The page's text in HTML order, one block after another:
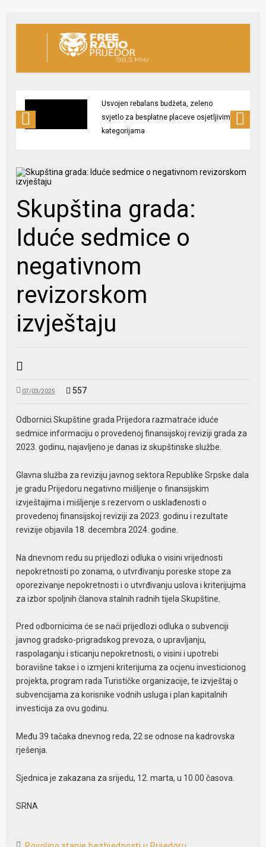
Usvojen rebalans budžeta, zeleno
svjetlo za besplatne placeve osjetljivim
kategorijama
Skupština grada:
Iduće sedmice o
negativnom
revizorskom
izvještaju
07/03/2025 557
Odbornici Skupštine grada Prijedora razmatraće iduće
sedmice informaciju o provedenoj finansijskoj reviziji grada za
2023. godinu, najavljeno je danas iz skupštinske službe.
Glavna služba za reviziju javnog sektora Republike Srpske dala
je gradu Prijedoru negativno mišljenje o finansijskim
izvještajima i mišljenje s rezervom o usklađenosti o
provedenoj finansijskoj reviziji za 2023. godinu i rezultate
revizije objavila 18. decembra 2024. godine.
Na dnevnom redu su prijedlozi odluka o visini vrijednosti
nepokretnosti po zonama, o utvrđivanju poreske stope za
oporezivanje nepokretnosti i o utvrđivanju uslova i kriterijujma
za izbor spoljnih članova stalnih radnih tijela Skupštine.
Pred odbornicima će se naći prijedlozi odluka o subvenciji
javnog gradsko-prigradskog prevoza, o upravljanju,
raspolaganju i sticanju nepokretnosti, o visini i upotrebi
boravišne takse i o izmjeni kriterijuma za ocjenu investicionog
projekta, program rada Turističke organizacije, te izvještaj o
subvencijama za korisnike vodnih usluga i plan kapitalnih
investicija za ovu godinu.
Među 39 tačaka dnevnog reda, 22 se odnose na kadrovska
rješenja.
Sjednica je zakazana za srijedu, 12. marta, u 10.00 časova.
SRNA